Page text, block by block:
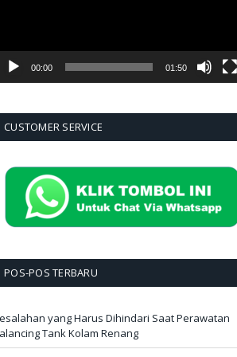
00:00 01:50
CUSTOMER SERVICE
POS-POS TERBARU
yang Harus Dihindari Saat Perawatan
Tank Kolam Renang